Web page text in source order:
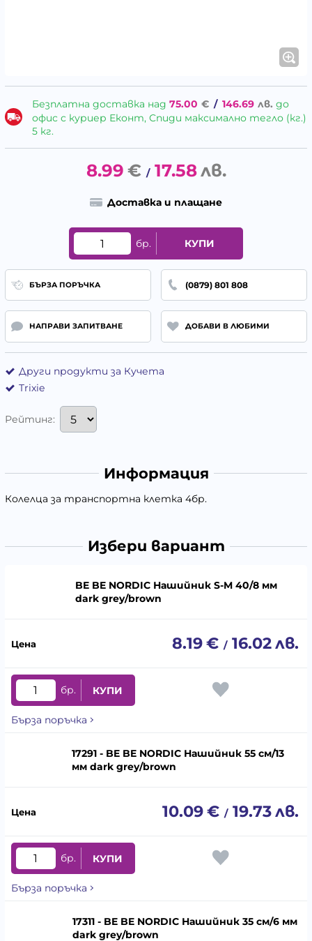
Безплатна доставка над 75.00 € / 146.69 лв. до
офис с куриер Еконт, Спиди максимално тегло (кг.)
5 кг.
8.99 € / 17.58лв.
Доставка и плащане
бр. КУПИ
БЪРЗА ПОРЪЧКА (0879) 801 808
НАПРАВИ ЗАПИТВАНЕ ДОБАВИ В ЛЮБИМИ
Други продукти за Кучета
Trixie
Рейтинг:
Информация
Колелца за транспортна клетка 4бр.
Избери вариант
BE BE NORDIC Нашийник S-M 40/8 мм
dark grey/brown
8.19€ / 16.02лв.
бр. КУПИ
Бърза поръчка
17291 - BE BE NORDIC Нашийник 55 см/13
мм dark grey/brown
10.09€ / 19.73лв.
бр. КУПИ
Бърза поръчка
17311 - BE BE NORDIC Нашийник 35 см/6 мм
dark grey/brown